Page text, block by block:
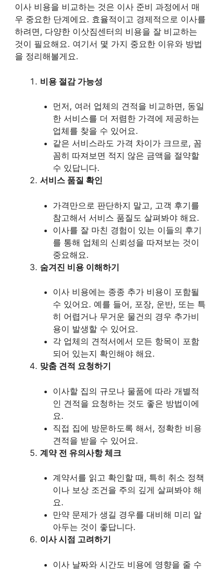
이사 비용을 비교하는 것은 이사 준비 과정에서 매
우 중요한 단계에요. 효율적이고 경제적으로 이사를
하려면, 다양한 이삿짐센터의 비용을 잘 비교하는
것이 필요해요. 여기서 몇 가지 중요한 이유와 방법
을 정리해볼게요.
비용 절감 가능성
먼저, 여러 업체의 견적을 비교하면, 동일
한 서비스를 더 저렴한 가격에 제공하는
업체를 찾을 수 있어요.
같은 서비스라도 가격 차이가 크므로, 꼼
꼼히 따져보면 적지 않은 금액을 절약할
수 있답니다.
서비스 품질 확인
가격만으로 판단하지 말고, 고객 후기를
참고해서 서비스 품질도 살펴봐야 해요.
이사를 잘 마친 경험이 있는 이들의 후기
를 통해 업체의 신뢰성을 따져보는 것이
중요해요.
숨겨진 비용 이해하기
이사 비용에는 종종 추가 비용이 포함될
수 있어요. 예를 들어, 포장, 운반, 또는 특
히 어렵거나 무거운 물건의 경우 추가비
용이 발생할 수 있어요.
각 업체의 견적서에서 모든 항목이 포함
되어 있는지 확인해야 해요.
맞춤 견적 요청하기
이사할 집의 규모나 물품에 따라 개별적
인 견적을 요청하는 것도 좋은 방법이에
요.
직접 집에 방문하도록 해서, 정확한 비용
견적을 받을 수 있어요.
계약 전 유의사항 체크
계약서를 읽고 확인할 때, 특히 취소 정책
이나 보상 조건을 주의 깊게 살펴봐야 해
요.
만약 문제가 생길 경우를 대비해 미리 알
아두는 것이 좋답니다.
이사 시점 고려하기
이사 날짜와 시간도 비용에 영향을 줄 수